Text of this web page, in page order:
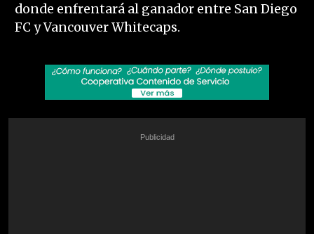
donde enfrentará al ganador entre San Diego
FC y Vancouver Whitecaps.